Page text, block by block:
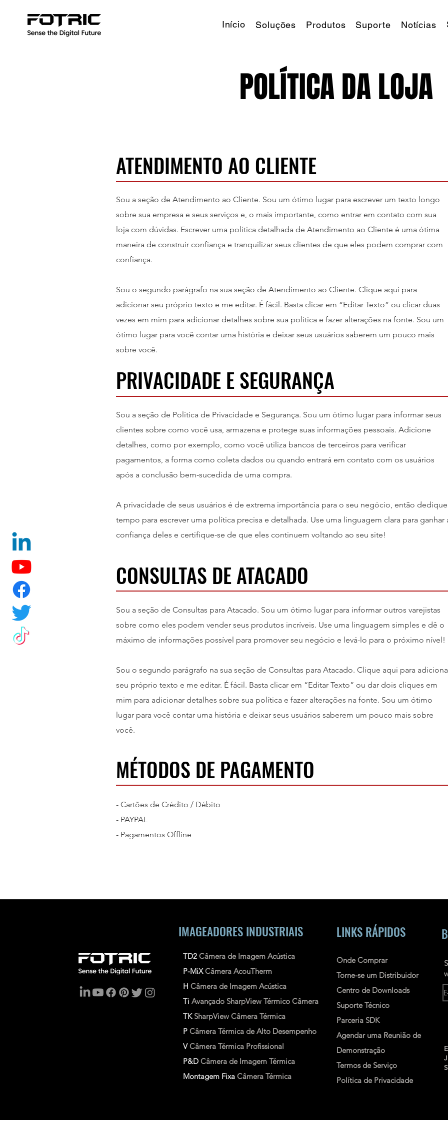
Início Soluções Produtos Suporte Notícias
POLÍTICA DA LOJA
ATENDIMENTO AO CLIENTE
Sou a seção de Atendimento ao Cliente. Sou um ótimo lugar para escrever um texto longo
sobre sua empresa e seus serviços e, o mais importante, como entrar em contato com sua
loja com dúvidas. Escrever uma política detalhada de Atendimento ao Cliente é uma ótima
maneira de construir confiança e tranquilizar seus clientes de que eles podem comprar com
confiança.
Sou o segundo parágrafo na sua seção de Atendimento ao Cliente. Clique aqui para
adicionar seu próprio texto e me editar. É fácil. Basta clicar em “Editar Texto” ou clicar duas
vezes em mim para adicionar detalhes sobre sua política e fazer alterações na fonte. Sou um
ótimo lugar para você contar uma história e deixar seus usuários saberem um pouco mais
sobre você.
PRIVACIDADE E SEGURANÇA
Sou a seção de Política de Privacidade e Segurança. Sou um ótimo lugar para informar seus
clientes sobre como você usa, armazena e protege suas informações pessoais. Adicione
detalhes, como por exemplo, como você utiliza bancos de terceiros para verificar
pagamentos, a forma como coleta dados ou quando entrará em contato com os usuários
após a conclusão bem-sucedida de uma compra.
A privacidade de seus usuários é de extrema importância para o seu negócio, então dedique
tempo para escrever uma política precisa e detalhada. Use uma linguagem clara para ganhar
confiança deles e certifique-se de que eles continuem voltando ao seu site!
CONSULTAS DE ATACADO
Sou a seção de Consultas para Atacado. Sou um ótimo lugar para informar outros varejistas
sobre como eles podem vender seus produtos incríveis. Use uma linguagem simples e dê o
máximo de informações possível para promover seu negócio e levá-lo para o próximo nível!
Sou o segundo parágrafo na sua seção de Consultas para Atacado. Clique aqui para
seu próprio texto e me editar. É fácil. Basta clicar em “Editar Texto” ou dar dois cliques em
mim para adicionar detalhes sobre sua política e fazer alterações na fonte. Sou um ótimo
lugar para você contar uma história e deixar seus usuários saberem um pouco mais sobre
você.
MÉTODOS DE PAGAMENTO
- Cartões de Crédito / Débito
- PAYPAL
- Pagamentos Offline
IMAGEADORES INDUSTRIAIS
TD2 Câmera de Imagem Acústica
P-MiXCâmera AcouTherm
H Câmera de Imagem Acústica
Ti Avançado SharpView Térmico Câmera
TK SharpView Câmera Térmica
P Câmera Térmica de Alto Desempenho
VCâmera Térmica Profissional
P&D Câmera de Imagem Térmica
Montagem Fixa Câmera Térmica
LINKS RÁPIDOS
Onde Comprar
Torne-se um Distribuidor
Centro de Downloads
Suporte Técnico
Parceria SDK
Agendar uma Reunião de
Demonstração
Termos de Serviço
Política de Privacidade